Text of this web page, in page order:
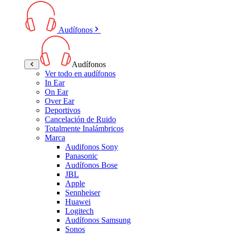
Audífonos
Audífonos
Ver todo en audífonos
In Ear
On Ear
Over Ear
Deportivos
Cancelación de Ruido
Totalmente Inalámbricos
Marca
Audifonos Sony
Panasonic
Audífonos Bose
JBL
Apple
Sennheiser
Huawei
Logitech
Audífonos Samsung
Sonos